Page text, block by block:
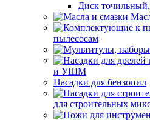
Диск
пылесосам
и УШМ
Насадки для бензопил
для строительных